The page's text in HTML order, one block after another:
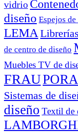
vidrio
diseño Espejos
LEMA
de centro de diseño
Muebles TV de
FRAU
Sistemas de
diseño Textil de